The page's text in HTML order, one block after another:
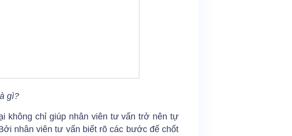
gì?
không chỉ giúp nhân viên tư vấn trở nên tự
nhân viên tư vấn biết rõ các bước để chốt